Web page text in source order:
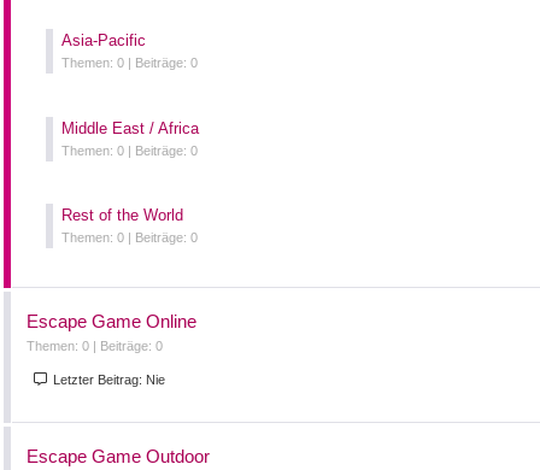
Asia-Pacific
Themen: 0 | Beiträge: 0
Middle East / Africa
Themen: 0 | Beiträge: 0
Rest of the World
Themen: 0 | Beiträge: 0
Escape Game Online
Themen: 0 | Beiträge: 0
Letzter Beitrag: Nie
Escape Game Outdoor